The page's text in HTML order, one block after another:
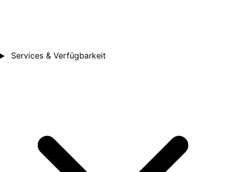
Services & Verfügbarkeit